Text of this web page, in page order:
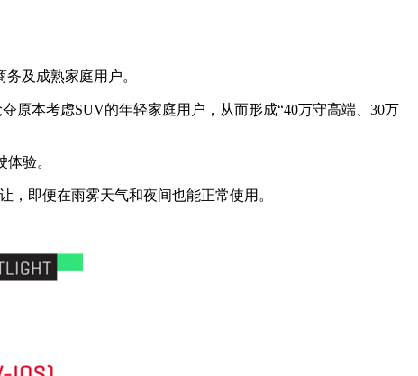
及成熟家庭用户。
本考虑SUV的年轻家庭用户，从而形成“40万守高端、30万
验。
即便在雨雾天气和夜间也能正常使用。